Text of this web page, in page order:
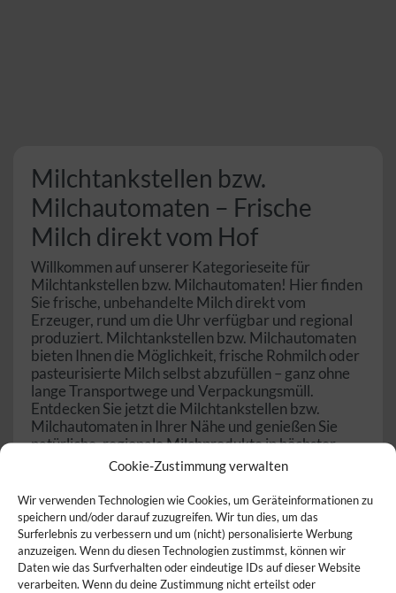
Cookie-Zustimmung verwalten
Wir verwenden Technologien wie Cookies, um Geräteinformationen zu
speichern und/oder darauf zuzugreifen. Wir tun dies, um das
Surferlebnis zu verbessern und um (nicht) personalisierte Werbung
anzuzeigen. Wenn du diesen Technologien zustimmst, können wir
Daten wie das Surfverhalten oder eindeutige IDs auf dieser Website
verarbeiten. Wenn du deine Zustimmung nicht erteilst oder
Milchtankstellen bzw.
Milchautomaten – Frische
Milch direkt vom Hof
Willkommen auf unserer Kategorieseite für
Milchtankstellen bzw. Milchautomaten! Hier finden
Sie frische, unbehandelte Milch direkt vom
Erzeuger, rund um die Uhr verfügbar und regional
produziert. Milchtankstellen bzw. Milchautomaten
bieten Ihnen die Möglichkeit, frische Rohmilch oder
pasteurisierte Milch selbst abzufüllen – ganz ohne
lange Transportwege und Verpackungsmüll.
Entdecken Sie jetzt die Milchtankstellen bzw.
Milchautomaten in Ihrer Nähe und genießen Sie
natürliche, regionale Milchprodukte in höchster
Was ist eine Milchtankstelle /
Milchautomat?
Eine Milchtankstelle (oder auch Milchautomat) ist
ein Selbstbedienungsautomat, an dem frische Milch